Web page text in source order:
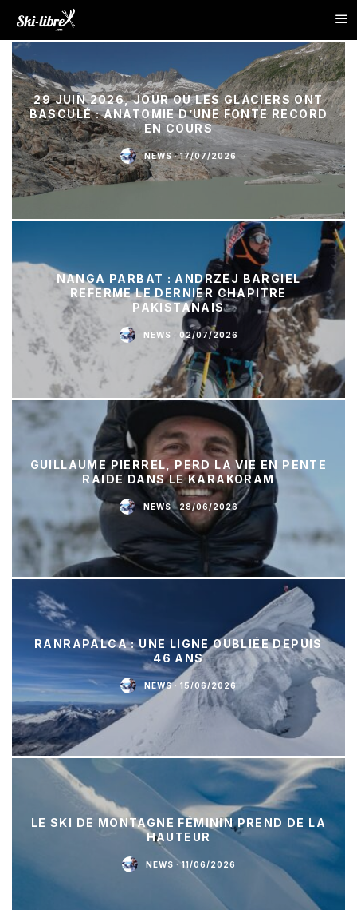
29 JUIN 2026, JOUR OÙ LES GLACIERS ONT
BASCULÉ : ANATOMIE D’UNE FONTE RECORD
EN COURS
NEWS · 17/07/2026
NANGA PARBAT : ANDRZEJ BARGIEL
REFERME LE DERNIER CHAPITRE
PAKISTANAIS
NEWS · 02/07/2026
GUILLAUME PIERREL, PERD LA VIE EN PENTE
RAIDE DANS LE KARAKORAM
NEWS · 28/06/2026
RANRAPALCA : UNE LIGNE OUBLIÉE DEPUIS
46 ANS
NEWS · 15/06/2026
LE SKI DE MONTAGNE FÉMININ PREND DE LA
HAUTEUR
NEWS · 11/06/2026